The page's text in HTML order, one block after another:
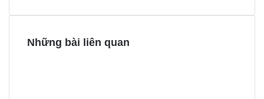
Những bài liên quan